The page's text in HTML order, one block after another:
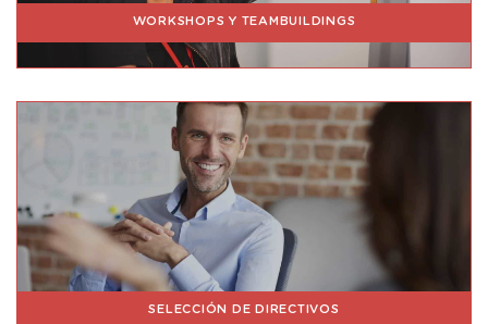
WORKSHOPS Y TEAMBUILDINGS
SELECCIÓN DE DIRECTIVOS